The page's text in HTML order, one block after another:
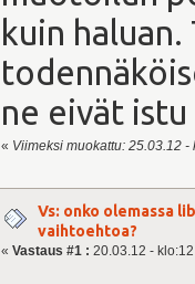
kuin
ne eivät
« Viimeksi muokattu: 25.03.12
Vs: onko olemassa
vaihtoehtoa?
« Vastaus #1 : 20.03.12 -